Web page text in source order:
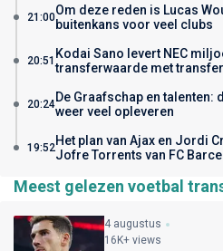
21:00Om deze reden is Lucas
buitenkans voor veel clubs
20:51 Kodai Sano levert NEC
transferwaarde met
20:24De Graafschap en talenten:
weer veel opleveren
19:52Het plan van Ajax en Jordi
Jofre Torrents van FC
Meest gelezen voetbal
4 augustus
16K+ views